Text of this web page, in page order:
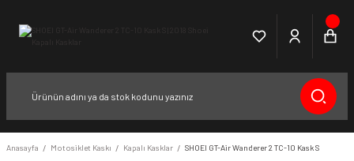
Anasayfa Motosiklet Kaskı Kapalı Kasklar SHOEI GT-Air Wanderer 2 TC-10 Kask S